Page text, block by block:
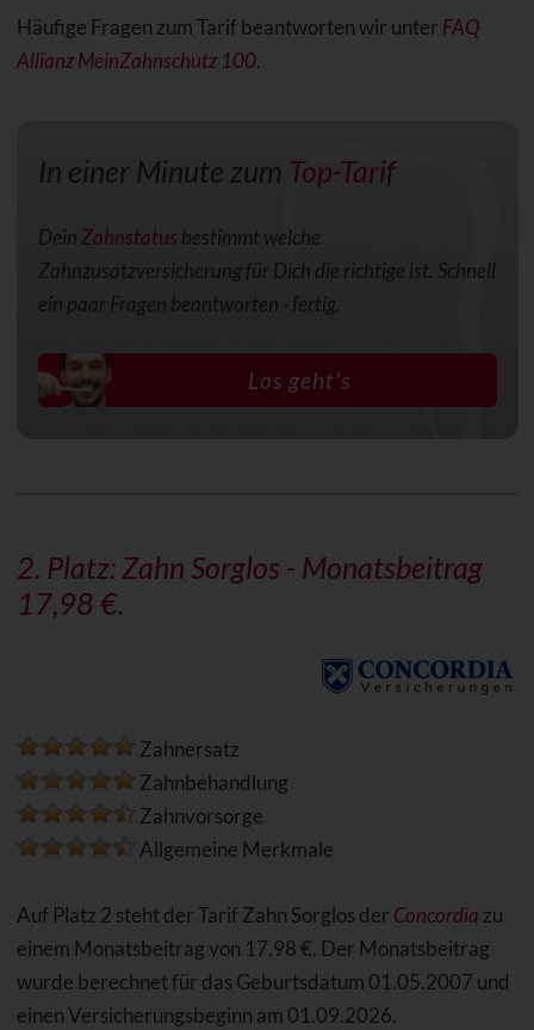
Häufige Fragen zum Tarif beantworten wir unter FAQ
Allianz MeinZahnschutz 100.
In einer Minute zum Top-Tarif
Dein Zahnstatus bestimmt welche
Zahnzusatzversicherung für Dich die richtige ist. Schnell
ein paar Fragen beantworten - fertig.
Los geht's
2. Platz: Zahn Sorglos - Monatsbeitrag
17,98 €.
Zahnersatz
Zahnbehandlung
Zahnvorsorge
Allgemeine Merkmale
Auf Platz 2 steht der Tarif Zahn Sorglos der Concordia zu
einem Monatsbeitrag von 17,98 €. Der Monatsbeitrag
wurde berechnet für das Geburtsdatum 01.05.2007 und
einen Versicherungsbeginn am 01.09.2026.